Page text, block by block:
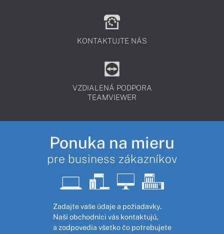
KONTAKTUJTE NÁS
VZDIALENÁ PODPORA
TEAMVIEWER
Ponuka na mieru
pre business zákazníkov
Zadajte vaše údaje a požiadavky.
Naši obchodníci vás kontaktujú,
a zodpovedia všetko čo potrebujete